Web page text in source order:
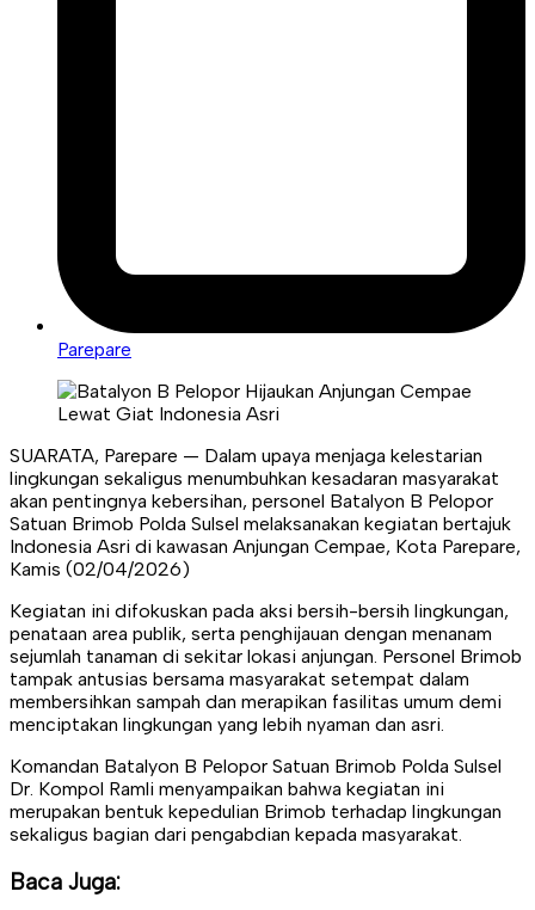
Parepare
SUARATA, Parepare — Dalam upaya menjaga kelestarian
lingkungan sekaligus menumbuhkan kesadaran masyarakat
akan pentingnya kebersihan, personel Batalyon B Pelopor
Satuan Brimob Polda Sulsel melaksanakan kegiatan bertajuk
Indonesia Asri di kawasan Anjungan Cempae, Kota Parepare,
Kamis (02/04/2026)
Kegiatan ini difokuskan pada aksi bersih-bersih lingkungan,
penataan area publik, serta penghijauan dengan menanam
sejumlah tanaman di sekitar lokasi anjungan. Personel Brimob
tampak antusias bersama masyarakat setempat dalam
membersihkan sampah dan merapikan fasilitas umum demi
menciptakan lingkungan yang lebih nyaman dan asri.
Komandan Batalyon B Pelopor Satuan Brimob Polda Sulsel
Dr. Kompol Ramli menyampaikan bahwa kegiatan ini
merupakan bentuk kepedulian Brimob terhadap lingkungan
sekaligus bagian dari pengabdian kepada masyarakat.
Baca Juga: